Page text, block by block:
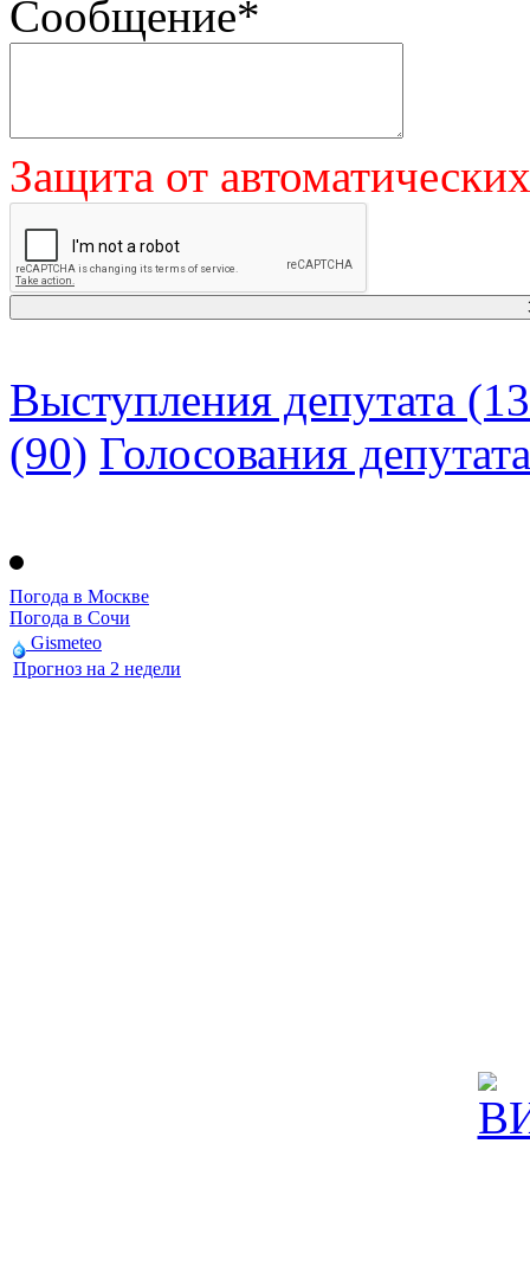
Сообщение*
Защита от
Выступления депутата
(90) Голосования депутата
Погода в Москве
Погода в Сочи
Gismeteo
Прогноз на 2 недели